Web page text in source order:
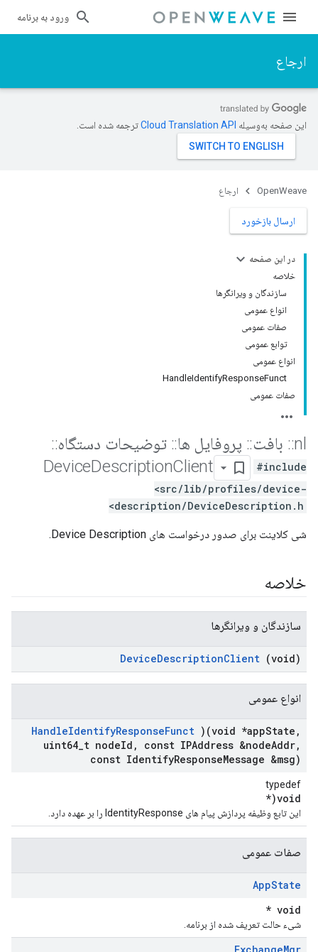
ورود به برنامه
ارجاع
این صفحه به‌وسیله ترجمه شده است.
OpenWeave ارجاع
ارسال بازخورد
در این صفحه
خلاصه
سازندگان و ویرانگرها
انواع عمومی
صفات عمومی
توابع عمومی
انواع عمومی
HandleIdentifyResponseFunct
صفات عمومی
nl
:: بافت:: پروفایل ها:: توضیحات دستگاه::
DeviceDescriptionClient
#include
<src/lib/profiles/device-
description/DeviceDescription.h>
شی کلاینت برای صدور درخواست های Device Description.
خلاصه
سازندگان و ویرانگرها
DeviceDescriptionClient (void)
انواع عمومی
HandleIdentifyResponseFunct )(void *appState ,
uint64 t nodeId , const IPAddress &nodeAddr,
const IdentifyResponseMessage &msg)
typedef
void(*
این تابع وظیفه پردازش پیام های IdentityResponse را بر عهده دارد.
صفات عمومی
AppState
void *
شیء حالت تعریف شده از برنامه.